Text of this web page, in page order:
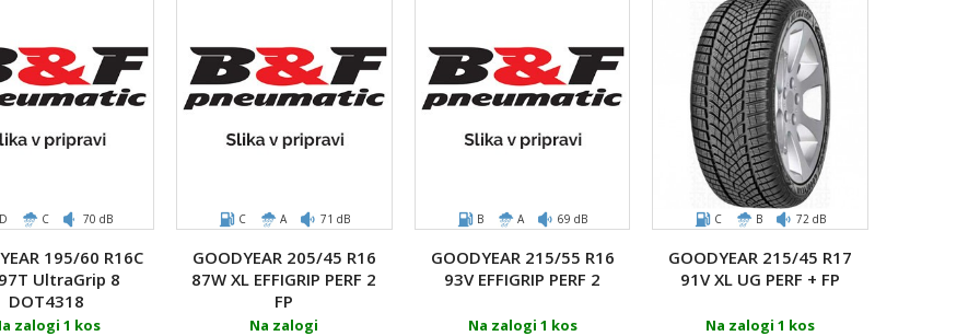
D C 70 dB
195/60 R16C
UltraGrip 8
DOT4318
zalogi 1 kos
C A 71 dB
GOODYEAR 205/45 R16
87W XL EFFIGRIP PERF 2
FP
Na zalogi
B A 69 dB
GOODYEAR 215/55 R16
93V EFFIGRIP PERF 2
Na zalogi 1 kos
C B 72 dB
GOODYEAR 215/45 R17
91V XL UG PERF + FP
Na zalogi 1 kos